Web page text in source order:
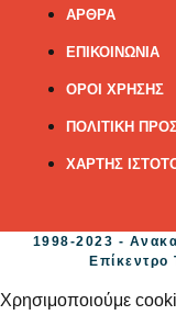
ΑΡΘΡΑ
ΕΠΙΚΟΙΝΩΝΙΑ
ΟΡΟΙ ΧΡΗΣΗΣ
ΠΟΛΙΤΙΚΗ
ΧΑΡΤΗΣ
1998-2023 -
Χρησιμοποιούμε